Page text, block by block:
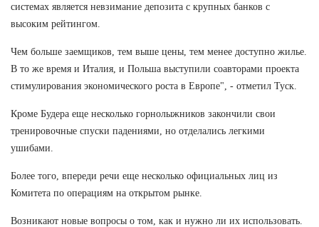
системах является невзимание депозита с крупных банков с
высоким рейтингом.
Чем больше заемщиков, тем выше цены, тем менее доступно жилье.
В то же время и Италия, и Польша выступили соавторами проекта
стимулирования экономического роста в Европе", - отметил Туск.
Кроме Будера еще несколько горнолыжников закончили свои
тренировочные спуски падениями, но отделались легкими
ушибами.
Более того, впереди речи еще несколько официальных лиц из
Комитета по операциям на открытом рынке.
Возникают новые вопросы о том, как и нужно ли их использовать.